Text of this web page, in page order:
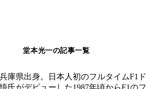
堂本光一の記事一覧
庫県出身。日本人初のフルタイムF1ド